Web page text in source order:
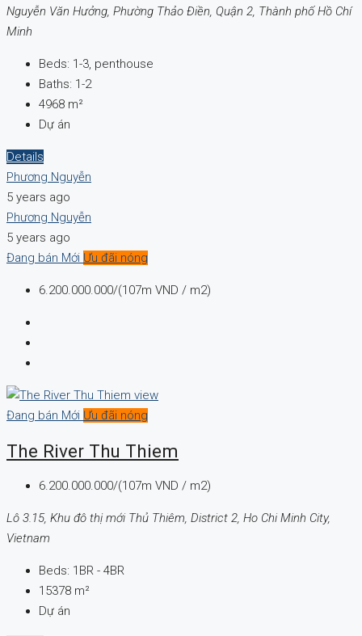
Nguyễn Văn Hưởng, Phường Thảo Điền, Quận 2, Thành phố Hồ Chí
Minh
Beds: 1-3, penthouse
Baths: 1-2
4968 m²
Dự án
Details
Phương Nguyễn
5 years ago
Phương Nguyễn
5 years ago
Đang bán Mới Ưu đãi nóng
6.200.000.000/(107m VND / m2)
Đang bán Mới Ưu đãi nóng
The River Thu Thiem
6.200.000.000/(107m VND / m2)
Lô 3.15, Khu đô thị mới Thủ Thiêm, District 2, Ho Chi Minh City,
Vietnam
Beds: 1BR - 4BR
15378 m²
Dự án